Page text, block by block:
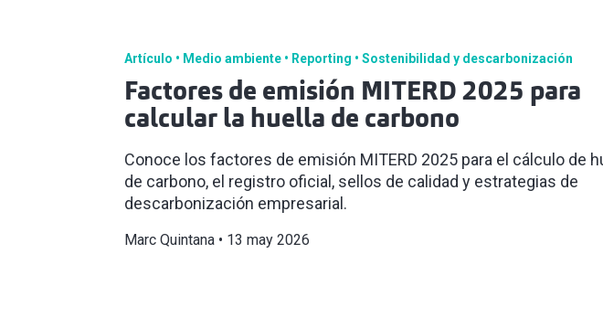
Artículo Medio ambiente Reporting Sostenibilidad y descarbonización
Factores de emisión MITERD 2025 para
calcular la huella de carbono
Conoce los factores de emisión MITERD 2025 para el cálculo de
de carbono, el registro oficial, sellos de calidad y estrategias de
descarbonización empresarial.
Marc Quintana 13 may 2026